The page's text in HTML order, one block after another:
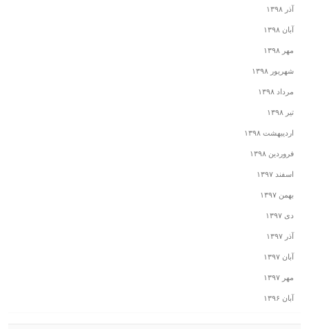
آذر ۱۳۹۸
آبان ۱۳۹۸
مهر ۱۳۹۸
شهریور ۱۳۹۸
مرداد ۱۳۹۸
تیر ۱۳۹۸
اردیبهشت ۱۳۹۸
فروردین ۱۳۹۸
اسفند ۱۳۹۷
بهمن ۱۳۹۷
دی ۱۳۹۷
آذر ۱۳۹۷
آبان ۱۳۹۷
مهر ۱۳۹۷
آبان ۱۳۹۶